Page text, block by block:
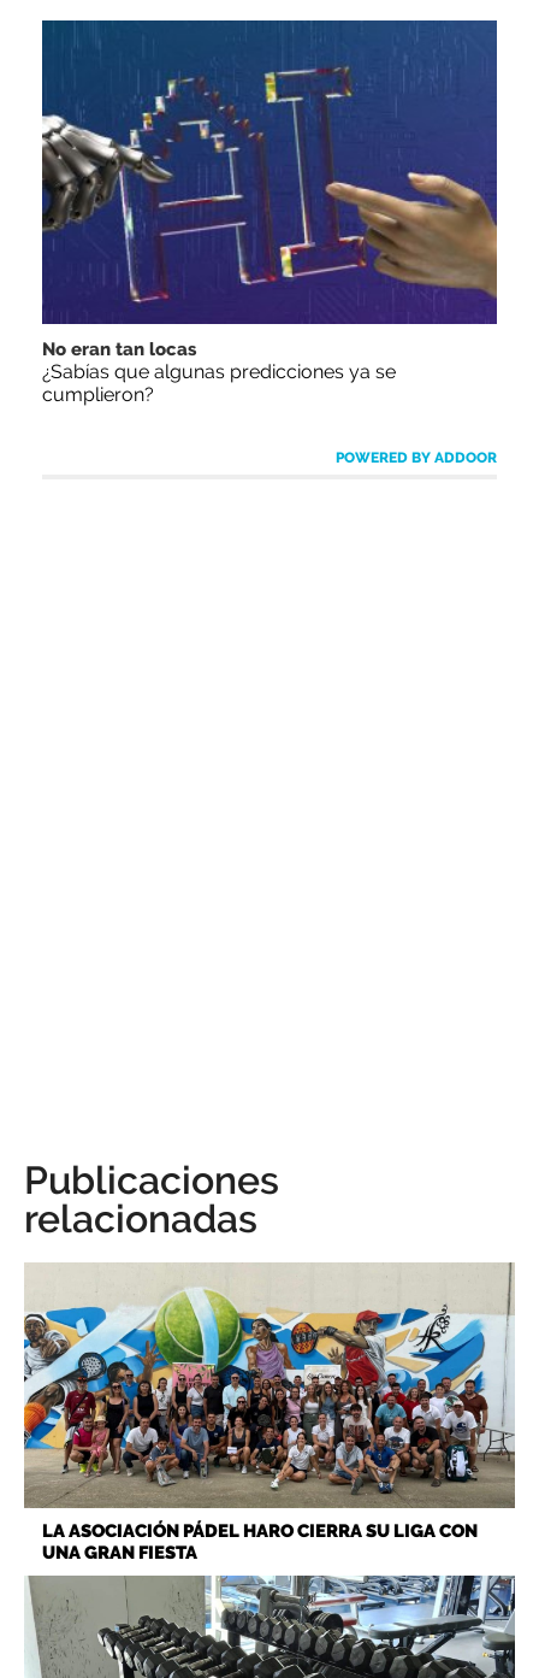
No eran tan locas
¿Sabías que algunas predicciones ya se
cumplieron?
POWERED BY ADDOOR
Publicaciones
relacionadas
LA ASOCIACIÓN PÁDEL HARO CIERRA SU LIGA CON
UNA GRAN FIESTA